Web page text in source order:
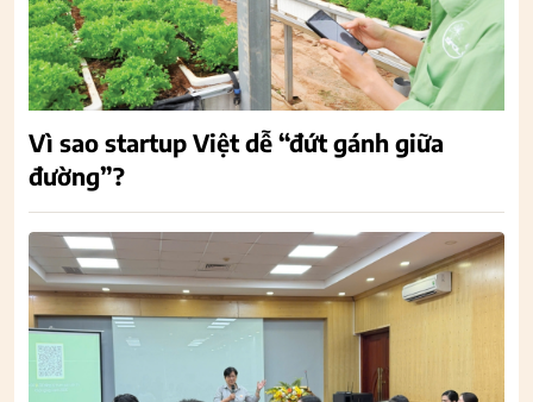
Vì sao startup Việt dễ “đứt gánh giữa
đường”?